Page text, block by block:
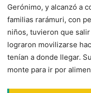
Gerónimo, y alcanzó a
familias rarámuri, con
niños, tuvieron que
lograron movilizarse
tenían a donde llegar.
monte para ir por